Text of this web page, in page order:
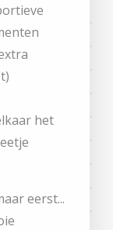
het
eerst...